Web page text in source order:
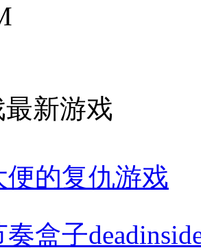
最新游戏
便的复仇游戏
奏盒子